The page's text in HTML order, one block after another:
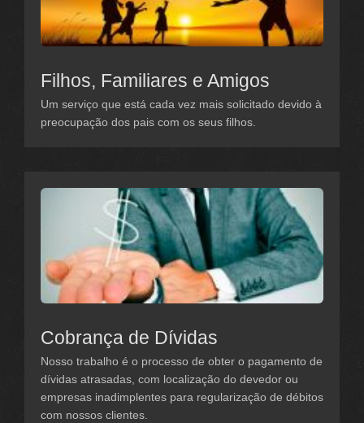
Filhos, Familiares e Amigos
Um serviço que está cada vez mais solicitado devido à
preocupação dos pais com os seus filhos.
Cobrança de Dívidas
Nosso trabalho é o processo de obter o pagamento de
dívidas atrasadas, com localização do devedor ou
empresas inadimplentes para regularização de débitos
com nossos clientes.